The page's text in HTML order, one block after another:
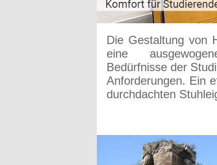
Die Gestaltung von
eine
Bedürfnisse der
Anforderungen. Ein
durchdachten